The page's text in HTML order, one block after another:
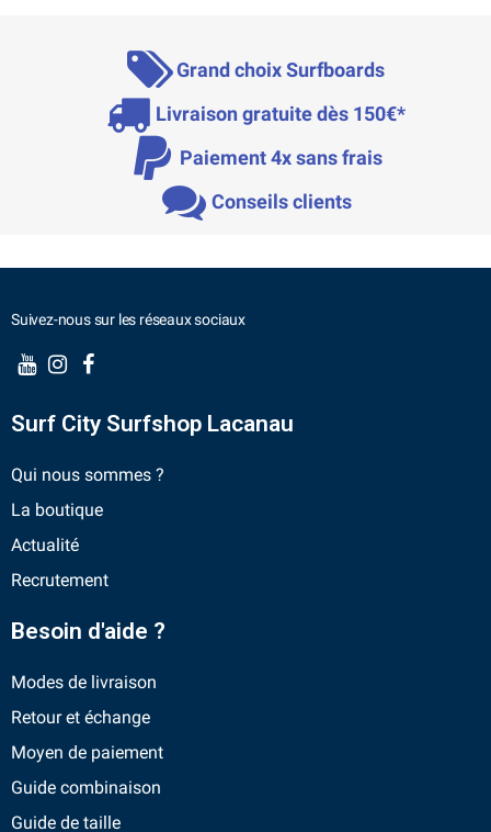
Grand choix Surfboards
Livraison gratuite dès 150€*
Paiement 4x sans frais
Conseils clients
Suivez-nous sur les réseaux sociaux
Surf City Surfshop Lacanau
Qui nous sommes ?
La boutique
Actualité
Recrutement
Besoin d'aide ?
Modes de livraison
Retour et échange
Moyen de paiement
Guide combinaison
Guide de taille